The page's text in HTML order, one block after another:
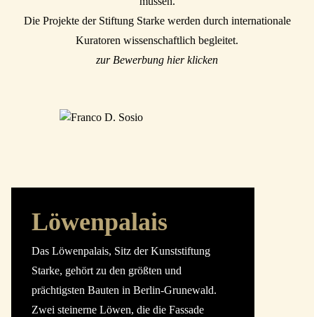
Die Projekte der Stiftung Starke werden durch internationale
Kuratoren wissenschaftlich begleitet.
zur Bewerbung hier klicken
Löwenpalais
Das Löwenpalais, Sitz der Kunststiftung
Starke, gehört zu den größten und
prächtigsten Bauten in Berlin-Grunewald.
Zwei steinerne Löwen, die die Fassade